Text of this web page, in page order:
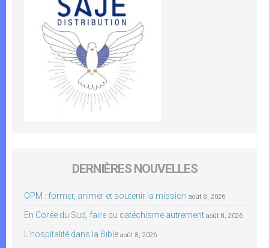
DERNIÈRES NOUVELLES
OPM : former, animer et soutenir la mission août 8, 2026
En Corée du Sud, faire du catéchisme autrement août 8, 2026
L’hospitalité dans la Bible août 8, 2026